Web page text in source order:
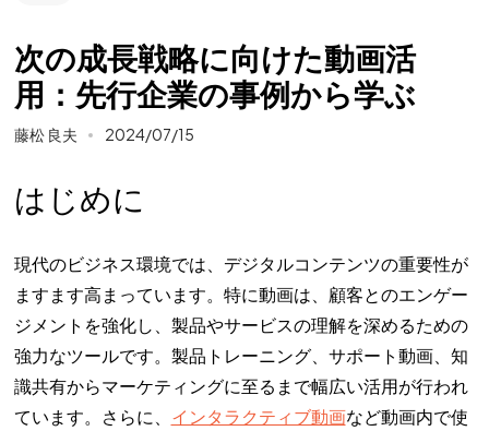
次の成長戦略に向けた動画活
用：先行企業の事例から学ぶ
藤松 良夫 2024/07/15
はじめに
現代のビジネス環境では、デジタルコンテンツの重要性が
ますます高まっています。特に動画は、顧客とのエンゲー
ジメントを強化し、製品やサービスの理解を深めるための
強力なツールです。製品トレーニング、サポート動画、知
識共有からマーケティングに至るまで幅広い活用が行われ
ています。さらに、 インタラクティブ動画など動画内で使